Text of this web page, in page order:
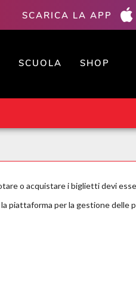
SCARICA LA APP
SCUOLA SHOP